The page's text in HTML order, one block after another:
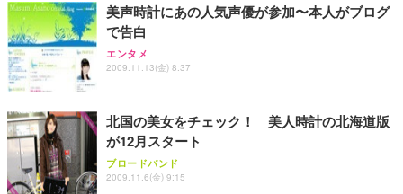
美声時計にあの人気声優が参加〜本人がブログ
で告白
エンタメ
2009.11.13(金) 8:37
北国の美女をチェック！ 美人時計の北海道版
が12月スタート
ブロードバンド
2009.11.6(金) 9:15